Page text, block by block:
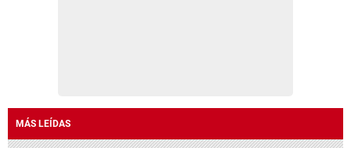
MÁS LEÍDAS